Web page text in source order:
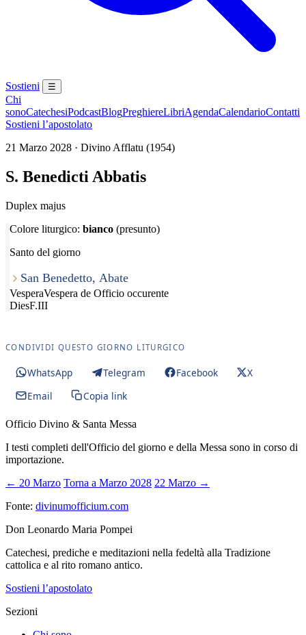
Sostieni ☰
Chi
sonoCatechesiPodcastBlogPreghiereLibriAgendaCalendarioContatti
Sostieni l’apostolato
21 Marzo 2028 · Divino Afflatu (1954)
S. Benedicti Abbatis
Duplex majus
Colore liturgico: bianco (presunto)
Santo del giorno
San Benedetto, Abate
VesperaVespera de Officio occurente
DiesF.III
CONDIVIDI QUESTO GIORNO LITURGICO
WhatsApp Telegram Facebook
X
Email
Copia link
Officio Divino & Santa Messa
I testi completi dell'Officio del giorno e della Messa sono in corso di
importazione.
← 20 Marzo Torna a Marzo 2028 22 Marzo →
Fonte: divinumofficium.com
Don Leonardo Maria Pompei
Catechesi, prediche e meditazioni nella fedeltà alla Tradizione
cattolica e al rito romano antico.
Sostieni l’apostolato
Sezioni